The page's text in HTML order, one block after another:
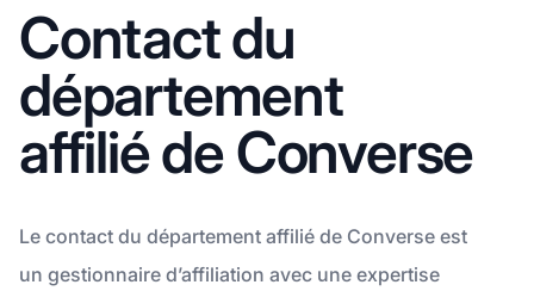
Contact du
département
affilié de Converse
Le contact du département affilié de Converse est
un gestionnaire d’affiliation avec une expertise